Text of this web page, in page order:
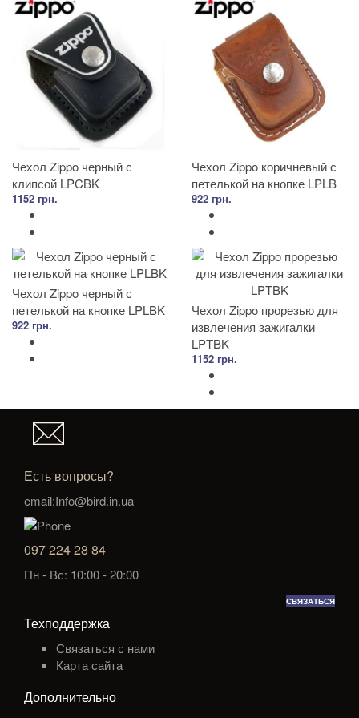
Чехол Zippo черный с
клипсой LPCBK
1152 грн.
Чехол Zippo коричневый с
петелькой на кнопке LPLB
922 грн.
Чехол Zippo черный с
петелькой на кнопке LPLBK
922 грн.
Чехол Zippo прорезью для
извлечения зажигалки
LPTBK
1152 грн.
Есть вопросы?
email:Info@bird.in.ua
097 224 28 84
Пн - Вс: 10:00 - 20:00
СВЯЗАТЬСЯ
Техподдержка
Связаться с нами
Карта сайта
Дополнительно